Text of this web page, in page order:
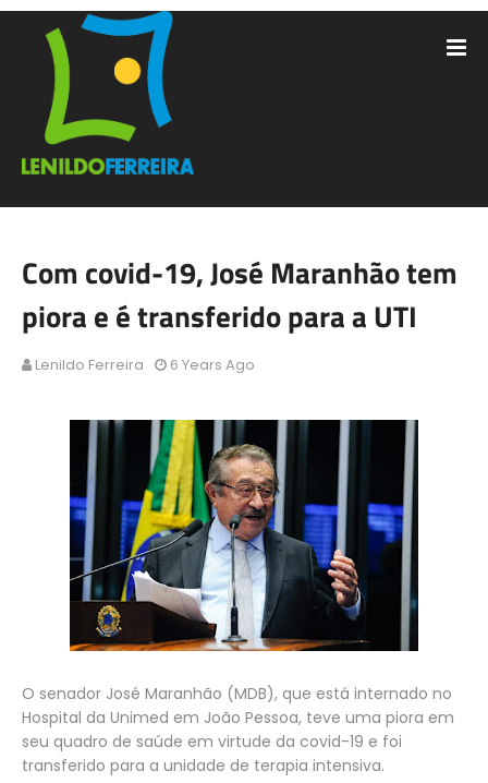
Com covid-19, José Maranhão tem
piora e é transferido para a UTI
Lenildo Ferreira 6 Years Ago
O senador José Maranhão (MDB), que está internado no
Hospital da Unimed em João Pessoa, teve uma piora em
seu quadro de saúde em virtude da covid-19 e foi
transferido para a unidade de terapia intensiva.